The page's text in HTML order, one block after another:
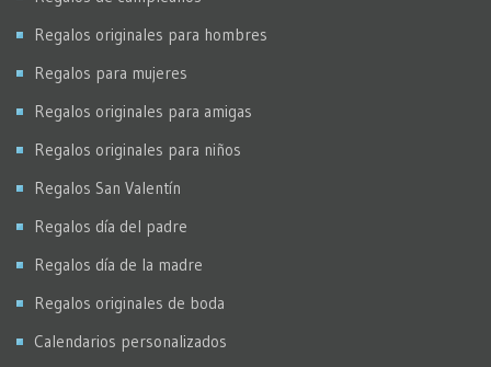
Regalos originales para hombres
Regalos para mujeres
Regalos originales para amigas
Regalos originales para niños
Regalos San Valentín
Regalos día del padre
Regalos día de la madre
Regalos originales de boda
Calendarios personalizados